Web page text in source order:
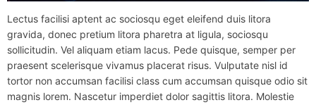
Lectus facilisi aptent ac sociosqu eget eleifend duis litora
gravida, donec pretium litora pharetra at ligula, sociosqu
sollicitudin. Vel aliquam etiam lacus. Pede quisque, semper per
praesent scelerisque vivamus placerat risus. Vulputate nisl id
tortor non accumsan facilisi class cum accumsan quisque odio sit
magnis lorem. Nascetur imperdiet dolor sagittis litora. Molestie